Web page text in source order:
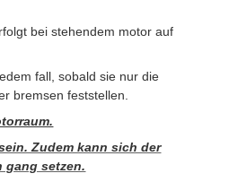
bei stehendem motor auf
fall, sobald sie nur die
bremsen feststellen.
Zudem kann sich der
gang setzen.